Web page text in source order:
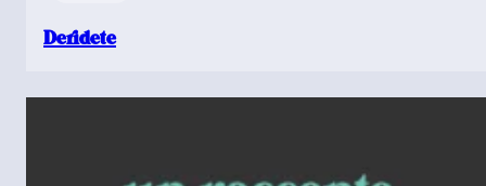
Deridete